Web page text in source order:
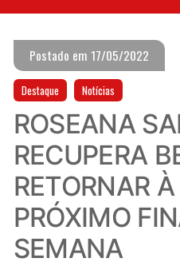
Postado em 17/05/2022
Destaque Notícias
ROSEANA
RECUPERA
RETORNAR
PRÓXIMO
SEMANA